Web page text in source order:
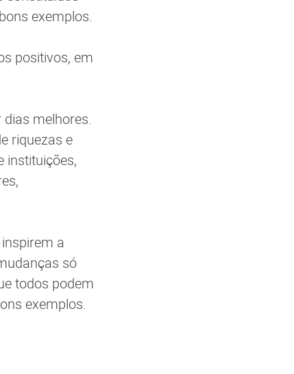
exemplos.
positivos, em
melhores.
riquezas e
instituições,
a
só
todos podem
exemplos.